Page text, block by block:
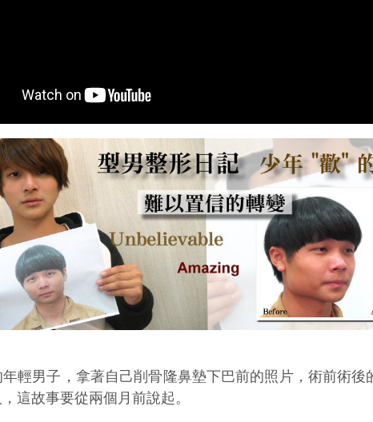
輕男子，拿著自己削骨隆鼻墊下巴前的照片，術前術後
這故事要從兩個月前說起。